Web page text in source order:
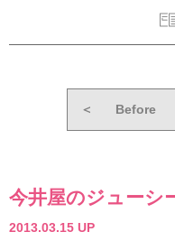
＜ Before
今井屋のジューシ
2013.03.15 UP